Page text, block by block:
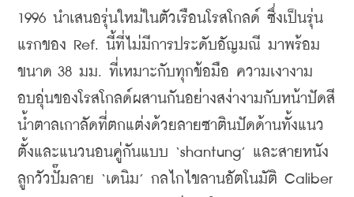
1996 นำเสนอรุ่นใหม่ในตัวเรือนโรสโกลด์ ซึ่งเป็นรุ่น
แรกของ Ref. นี้ที่ไม่มีการประดับอัญมณี มาพร้อม
ขนาด 38 มม. ที่เหมาะกับทุกข้อมือ ความเงางาม
อบอุ่นของโรสโกลด์ผสานกันอย่างสง่างามกับหน้าปัดสี
น้ำตาลเกาลัดที่ตกแต่งด้วยลายซาตินปัดด้านทั้งแนว
ตั้งและแนวนอนคู่กันแบบ ‘shantung’ และสายหนัง
ลูกวัวปั๊มลาย ‘เดนิม’ กลไกไขลานอัตโนมัติ Caliber